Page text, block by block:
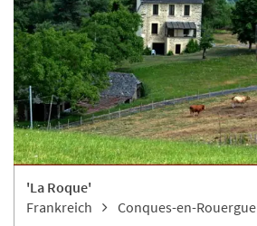
'La Roque'
Frankreich
Conques-en-Rouergue